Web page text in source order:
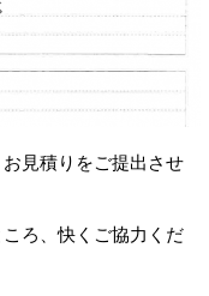
見積りをご提出させ
ろ、快くご協力くだ